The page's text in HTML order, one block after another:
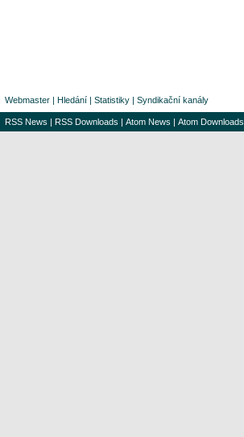
Webmaster | Hledání | Statistiky | Syndikační kanály
RSS News | RSS Downloads | Atom News | Atom Downloads